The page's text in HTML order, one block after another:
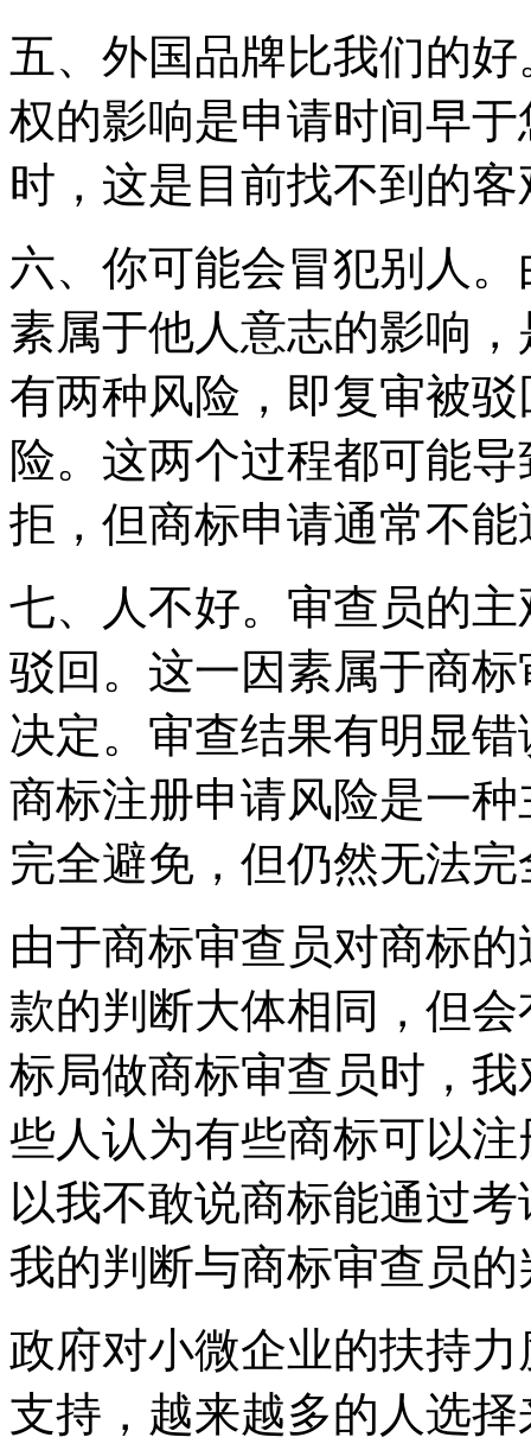
五、外国品牌比我们的
权的影响是申请时间早
时，这是目前找不到的
六、你可能会冒犯别人
素属于他人意志的影响
有两种风险，即复审被
险。这两个过程都可能
拒，但商标申请通常不
七、人不好。审查员的
驳回。这一因素属于商
决定。审查结果有明显
商标注册申请风险是一
完全避免，但仍然无法
由于商标审查员对商标
款的判断大体相同，但
标局做商标审查员时，
些人认为有些商标可以
以我不敢说商标能通过
我的判断与商标审查员
政府对小微企业的扶持
支持，越来越多的人选